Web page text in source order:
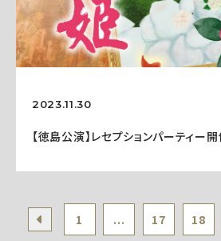
2023.11.30
【徳島公演】レセプションパーティー
1 ... 17 18